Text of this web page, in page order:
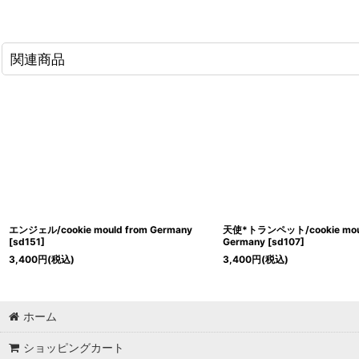
関連商品
エンジェル/cookie mould from Germany
[sd151]
3,400円(税込)
天使*トランペット/cookie
Germany [sd107]
3,400円(税込)
ホーム
ショッピングカート